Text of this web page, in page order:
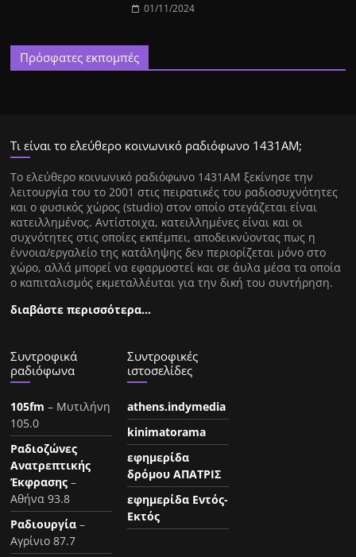
01/11/2024
Πρόσφατες εκπομπές
Τι είναι το ελεύθερο κοινωνικό ραδιόφωνο 1431ΑΜ;
Tο ελεύθερο κοινωνικό ραδιόφωνο 1431AM ξεκίνησε την
λειτουργία του το 2001 στις πειρατικές του ραδιοσυχνότητες
και ο φυσικός χώρος (studio) στον οποίο στεγάζεται είναι
κατειλλημένος. Αντίστοιχα, κατειλλημένες είναι και οι
συχνότητες στις οποίες εκπέμπει, αποδεικνύοντας πως η
έννοια/εργαλείο της κατάληψης δεν περιορίζεται μόνο στο
χώρο, αλλά μπορεί να εφαρμοστεί και σε άυλα μέσα τα οποία
ο καπιταλισμός εκμεταλλέυται για την δική του συντήρηση.
διαβάστε περισσότερα…
Συντροφικά
ραδιόφωνα
105fm – Μυτιλήνη
105.0
Ραδιοζώνες
Ανατρεπτικής
Έκφρασης –
Αθήνα 93.8
Ραδιουργία –
Αγρίνιο 87.7
Συντροφικές
ιστοσελίδες
athens.indymedia
kinimatorama
εφημερίδα
δρόμου ΑΠΑΤΡΙΣ
εφημερίδα Εντός-
Εκτός